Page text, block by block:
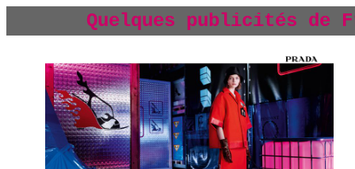
Quelques publicités de